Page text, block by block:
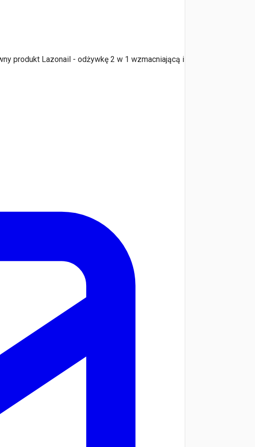
produkt Lazonail - odżywkę 2 w 1 wzmacniającą i